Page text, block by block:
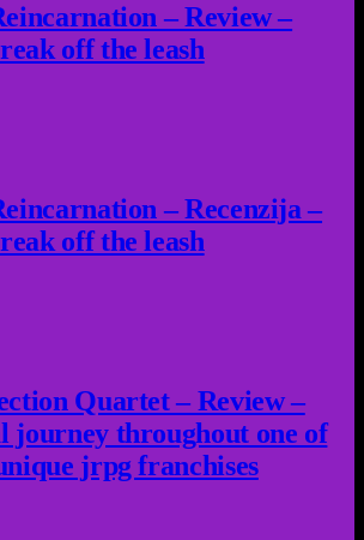
– Review –
off the leash
– Recenzija –
off the leash
Quartet – Review –
journey throughout one of
jrpg franchises